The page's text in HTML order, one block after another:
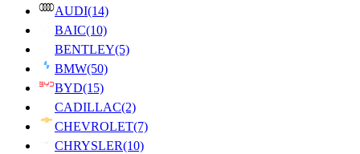
AUDI(14)
BAIC(10)
BENTLEY(5)
BMW(50)
BYD(15)
CADILLAC(2)
CHEVROLET(7)
CHRYSLER(10)